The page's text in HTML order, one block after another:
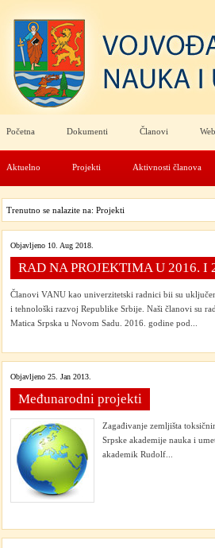
Početna Dokumenti Članovi
Aktuelno Projekti Aktivnosti članova
Trenutno se nalazite na: Projekti
Objavljeno 10. Aug 2018.
RAD NA PROJEKTIMA U 2016. I
Članovi VANU kao univerzitetski radnici bii su
i tehnološki razvoj Republike Srbije. Naši članovi su
Matica Srpska u Novom Sadu. 2016. godine pod...
Objavljeno 25. Jan 2013.
Međunarodni projekti
Zagađivanje zemljišta
Srpske akademije nauka i
akademik Rudolf...